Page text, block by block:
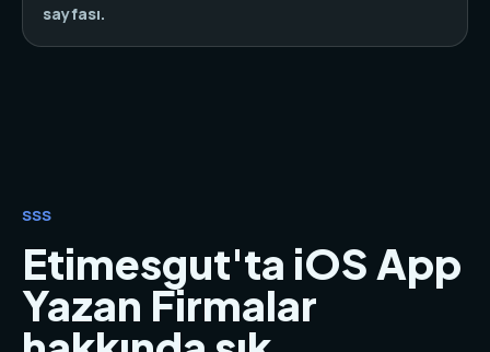
sayfası.
SSS
Etimesgut'ta iOS App
Yazan Firmalar